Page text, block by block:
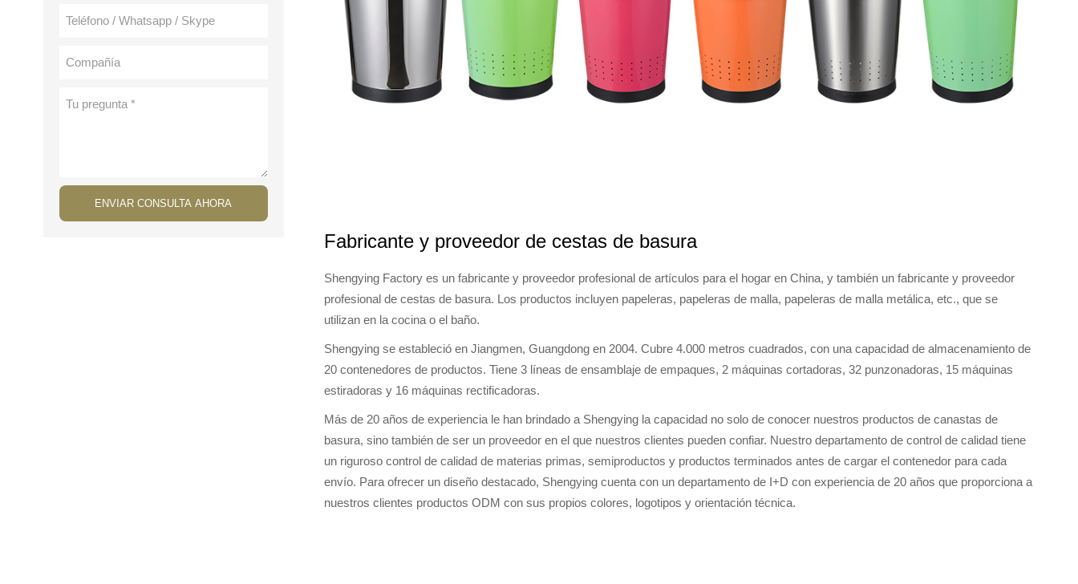
ENVIAR CONSULTA AHORA
Fabricante y proveedor de cestas de basura
Shengying Factory es un fabricante y proveedor profesional de artículos para el hogar en China, y también un fabricante y proveedor
profesional de cestas de basura. Los productos incluyen papeleras, papeleras de malla, papeleras de malla metálica, etc., que se
utilizan en la cocina o el baño.
Shengying se estableció en Jiangmen, Guangdong en 2004. Cubre 4.000 metros cuadrados, con una capacidad de almacenamiento de
20 contenedores de productos. Tiene 3 líneas de ensamblaje de empaques, 2 máquinas cortadoras, 32 punzonadoras, 15 máquinas
estiradoras y 16 máquinas rectificadoras.
Más de 20 años de experiencia le han brindado a Shengying la capacidad no solo de conocer nuestros productos de canastas de
basura, sino también de ser un proveedor en el que nuestros clientes pueden confiar. Nuestro departamento de control de calidad tiene
un riguroso control de calidad de materias primas, semiproductos y productos terminados antes de cargar el contenedor para cada
envío. Para ofrecer un diseño destacado, Shengying cuenta con un departamento de I+D con experiencia de 20 años que proporciona a
nuestros clientes productos ODM con sus propios colores, logotipos y orientación técnica.